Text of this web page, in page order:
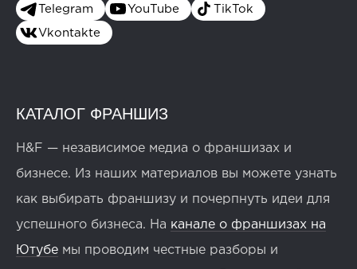
Telegram YouTube TikTok
Vkontakte
КАТАЛОГ ФРАНШИЗ
H&F — независимое медиа о франшизах и
бизнесе. Из наших материалов вы можете узнать
как выбирать франшизу и почерпнуть идеи для
успешного бизнеса. На канале о франшизах на
Ютубе мы проводим честные разборы и